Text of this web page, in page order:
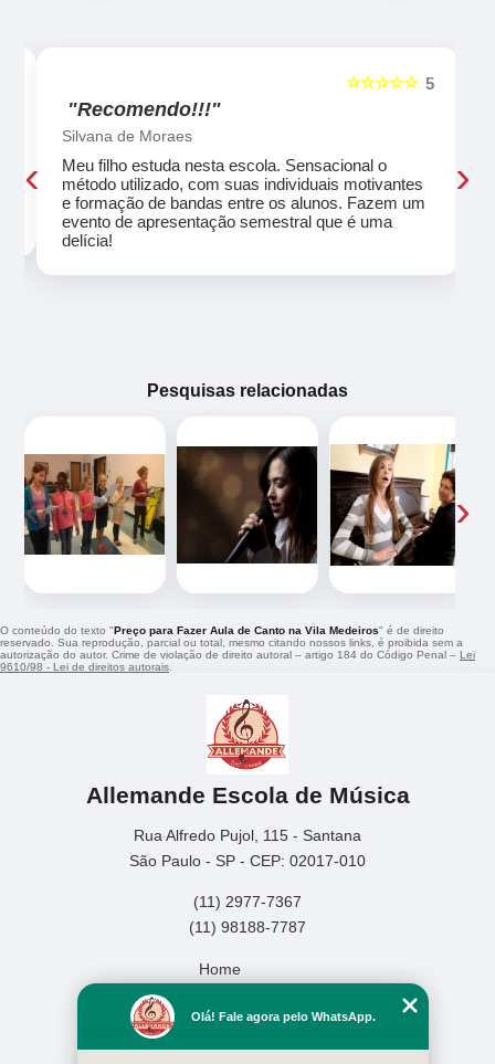
5
☆☆☆☆☆
"Recomendo!!!"
Silvana de Moraes
Meu filho estuda nesta escola. Sensacional o
método utilizado, com suas individuais motivantes
e formação de bandas entre os alunos. Fazem um
evento de apresentação semestral que é uma
delícia!
‹ ›
Pesquisas relacionadas
‹ ›
O conteúdo do texto "Preço para Fazer Aula de Canto na Vila Medeiros" é de direito
reservado. Sua reprodução, parcial ou total, mesmo citando nossos links, é proibida sem a
autorização do autor. Crime de violação de direito autoral – artigo 184 do Código Penal – Lei
9610/98 - Lei de direitos autorais
Allemande Escola de Música
Rua Alfredo Pujol, 115 - Santana
São Paulo - SP - CEP: 02017-010
(11) 2977-7367
(11) 98188-7787
Home
Missão
Olá! Fale agora pelo WhatsApp.